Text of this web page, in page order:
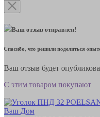
Ваш отзыв отправлен!
Спасибо, что решили поделиться
Ваш отзыв будет
С этим товаром покупают